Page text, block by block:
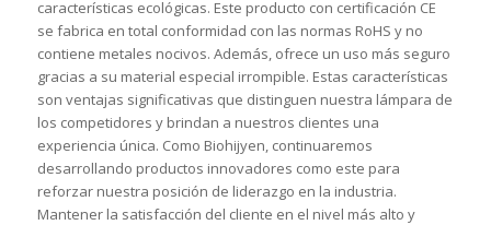
características ecológicas. Este producto con certificación CE
se fabrica en total conformidad con las normas RoHS y no
contiene metales nocivos. Además, ofrece un uso más seguro
gracias a su material especial irrompible. Estas características
son ventajas significativas que distinguen nuestra lámpara de
los competidores y brindan a nuestros clientes una
experiencia única. Como Biohijyen, continuaremos
desarrollando productos innovadores como este para
reforzar nuestra posición de liderazgo en la industria.
Mantener la satisfacción del cliente en el nivel más alto y